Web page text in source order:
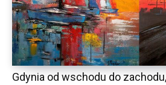
Gdynia od wschodu do